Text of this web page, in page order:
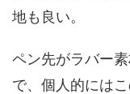
地も良い。
ペン先がラバー
で、個人的には